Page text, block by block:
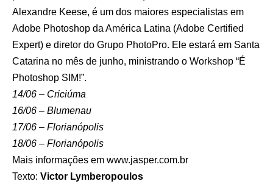
Alexandre Keese, é um dos maiores especialistas em
Adobe Photoshop da América Latina (Adobe Certified
Expert) e diretor do Grupo PhotoPro. Ele estará em Santa
Catarina no mês de junho, ministrando o Workshop “É
Photoshop SIM!”.
14/06 – Criciúma
16/06 – Blumenau
17/06 – Florianópolis
18/06 – Florianópolis
Mais informações em www.jasper.com.br
Texto: Victor Lymberopoulos